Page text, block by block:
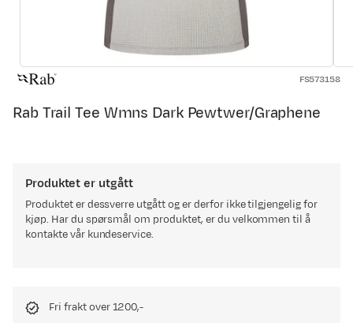
FS573158
Rab Trail Tee Wmns Dark Pewtwer/Graphene
Produktet er utgått
Produktet er dessverre utgått og er derfor ikke tilgjengelig for
kjøp. Har du spørsmål om produktet, er du velkommen til å
kontakte vår kundeservice.
Fri frakt over 1200,-